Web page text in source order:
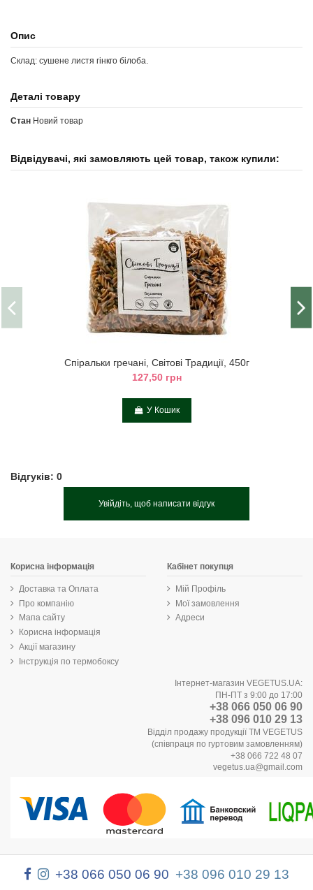
Опис
Склад: сушене листя гінкго білоба.
Деталі товару
Стан Новий товар
Відвідувачі, які замовляють цей товар, також купили:
Спіральки гречані, Світові Традиції, 450г
127,50 грн
У Кошик
Відгуків: 0
Увійдіть, щоб написати відгук
Корисна інформація
Доставка та Оплата
Про компанію
Мапа сайту
Корисна інформація
Акції магазину
Інструкція по термобоксу
Кабінет покупця
Мій Профіль
Мої замовлення
Адреси
Інтернет-магазин VEGETUS.UA:
ПН-ПТ з 9:00 до 17:00
+38 066 050 06 90
+38 096 010 29 13
Відділ продажу продукції ТМ VEGETUS
(співпраця по гуртовим замовленням)
+38 066 722 48 07
vegetus.ua@gmail.com
+38 066 050 06 90 +38 096 010 29 13